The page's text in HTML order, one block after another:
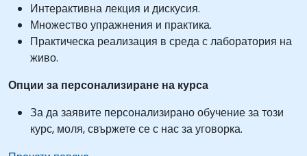
Интерактивна лекция и дискусия.
Множество упражнения и практика.
Практическа реализация в среда с лаборатория на
живо.
Опции за персонализиране на курса
За да заявите персонализирано обучение за този
курс, моля, свържете се с нас за уговорка.